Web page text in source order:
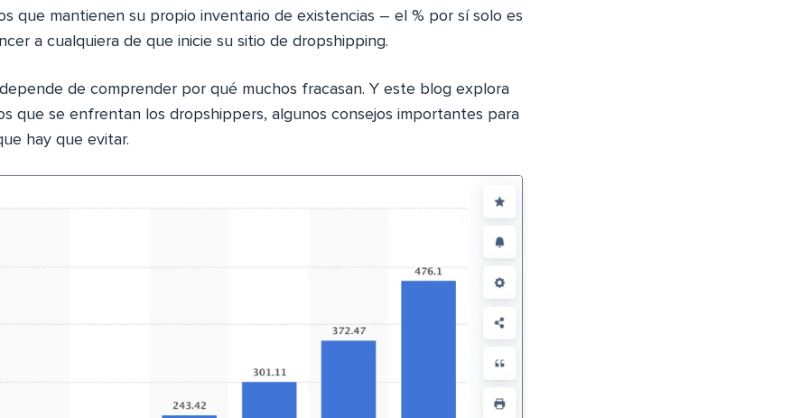
que mantienen su propio inventario de existencias – el % por sí solo es
a cualquiera de que inicie su sitio de dropshipping.
de comprender por qué muchos fracasan. Y este blog explora
que se enfrentan los dropshippers, algunos consejos importantes para
hay que evitar.